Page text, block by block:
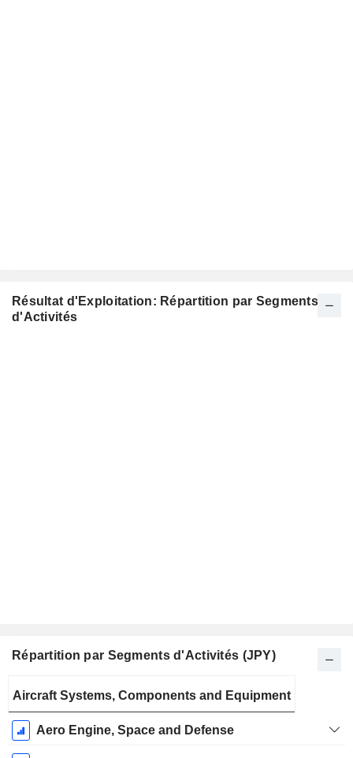
Résultat d'Exploitation: Répartition par Segments
d'Activités
Répartition par Segments d'Activités (JPY)
Fiscale:
Mars
Aircraft Systems, Components and Equipment
Aero Engine, Space and Defense